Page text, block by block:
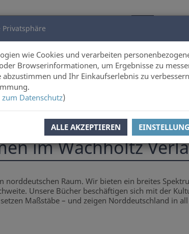
wie Cookies und verarbeiten
Browserinformationen, um Ergebnisse zu
und Ihr Einkaufserlebnis zu
Datenschutz)
ALLE AKZEPTIEREN
Über uns
im Wachholtz
Raum. Wir bieten ein breites
Unsere Bücher beschäftigen sich mit der
Maßstäbe – und zeigen Norddeutschland in